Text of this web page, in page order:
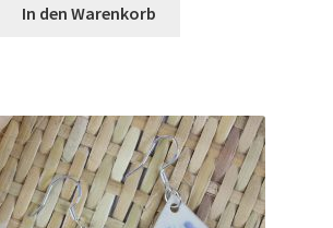
In den Warenkorb